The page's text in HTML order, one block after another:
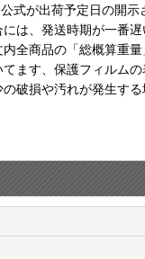
式が出荷予定日の開
は、発送時期が一番遅
全商品の「総概算重
てます、保護フィルム
破損や汚れが発生す